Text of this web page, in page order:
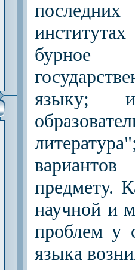
бурное
языку; и
предмету.
научной и
проблем у
языка